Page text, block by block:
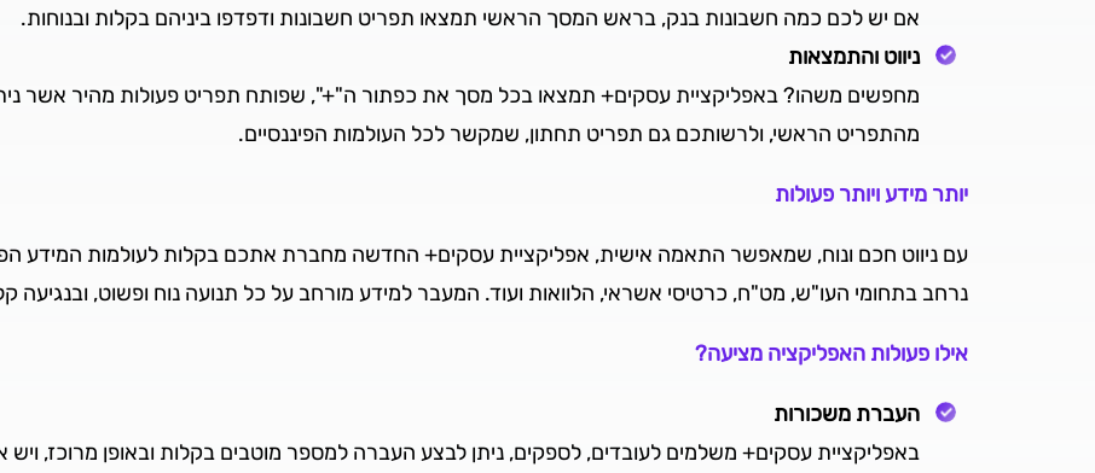
אם יש לכם כמה חשבונות בנק, בראש המסך הראשי תמצאו תפריט חשבונות ודפדפו ביניהם בקלות ובנוחות.
ניווט והתמצאות
מחפשים משהו? באפליקציית עסקים+ תמצאו בכל מסך את כפתור ה"+", שפותח תפריט פעולות מהיר אשר
מהתפריט הראשי, ולרשותכם גם תפריט תחתון, שמקשר לכל העולמות הפיננסיים.
יותר מידע ויותר פעולות
עם ניווט חכם ונוח, שמאפשר התאמה אישית, אפליקציית עסקים+ החדשה מחברת אתכם בקלות לעולמות המידע
נרחב בתחומי העו"ש, מט"ח, כרטיסי אשראי, הלוואות ועוד. המעבר למידע מורחב על כל תנועה נוח ופשוט, ובנגיעה
אילו פעולות האפליקציה מציעה?
העברת משכורות
באפליקציית עסקים+ משלמים לעובדים, לספקים, ניתן לבצע העברה למספר מוטבים בקלות ובאופן מרוכז,